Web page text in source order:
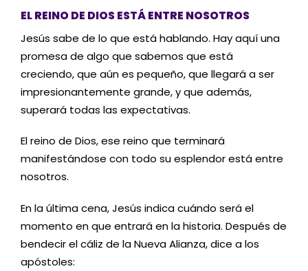
EL REINO DE DIOS ESTÁ ENTRE NOSOTROS
Jesús sabe de lo que está hablando. Hay aquí una
promesa de algo que sabemos que está
creciendo, que aún es pequeño, que llegará a ser
impresionantemente grande, y que además,
superará todas las expectativas.
El reino de Dios, ese reino que terminará
manifestándose con todo su esplendor está entre
nosotros.
En la última cena, Jesús indica cuándo será el
momento en que entrará en la historia. Después de
bendecir el cáliz de la Nueva Alianza, dice a los
apóstoles: